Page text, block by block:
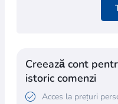
Creează cont
istoric comenzi
Acces la prețuri